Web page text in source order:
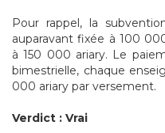
Pour rappel, la
auparavant fixée à 100
à 150 000 ariary. Le
bimestrielle, chaque
000 ariary par versement.
Verdict : Vrai